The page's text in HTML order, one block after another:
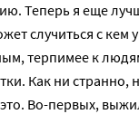
Теперь я еще
случиться с кем
терпимее к
Как ни странно,
Во-первых,